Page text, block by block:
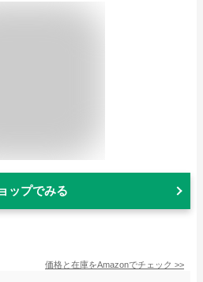
ップでみる
価格と在庫をAmazonでチェック >>